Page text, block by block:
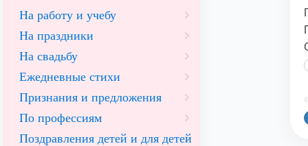
На работу и учебу
На праздники
На свадьбу
Ежедневные стихи
Признания и предложения
По профессиям
Поздравления детей и для детей